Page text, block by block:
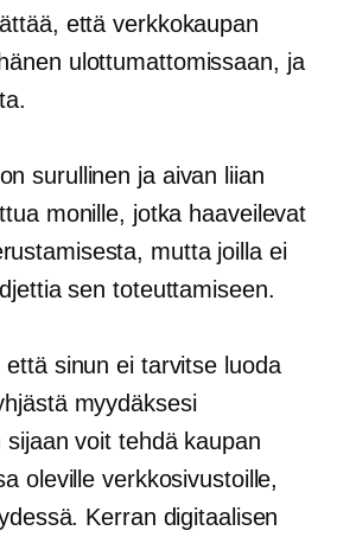
että verkkokaupan
ulottumattomissaan, ja
surullinen ja aivan liian
monille, jotka haaveilevat
mutta joilla ei
sen toteuttamiseen.
sinun ei tarvitse luoda
myydäksesi
voit tehdä kaupan
oleville verkkosivustoille,
Kerran digitaalisen